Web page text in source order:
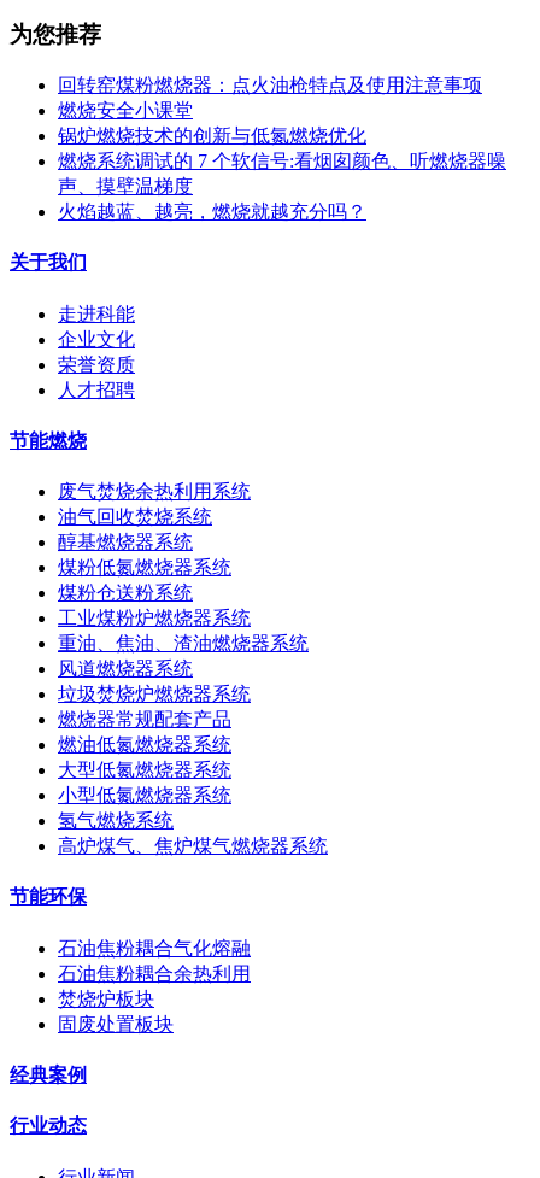
为您推荐
回转窑煤粉燃烧器：点火油枪特点及使用注意事项
燃烧安全小课堂
锅炉燃烧技术的创新与低氮燃烧优化
燃烧系统调试的 7 个软信号:看烟囱颜色、听燃烧器噪
声、摸壁温梯度
火焰越蓝、越亮，燃烧就越充分吗？
关于我们
走进科能
企业文化
荣誉资质
人才招聘
节能燃烧
废气焚烧余热利用系统
油气回收焚烧系统
醇基燃烧器系统
煤粉低氮燃烧器系统
煤粉仓送粉系统
工业煤粉炉燃烧器系统
重油、焦油、渣油燃烧器系统
风道燃烧器系统
垃圾焚烧炉燃烧器系统
燃烧器常规配套产品
燃油低氮燃烧器系统
大型低氮燃烧器系统
小型低氮燃烧器系统
氢气燃烧系统
高炉煤气、焦炉煤气燃烧器系统
节能环保
石油焦粉耦合气化熔融
石油焦粉耦合余热利用
焚烧炉板块
固废处置板块
经典案例
行业动态